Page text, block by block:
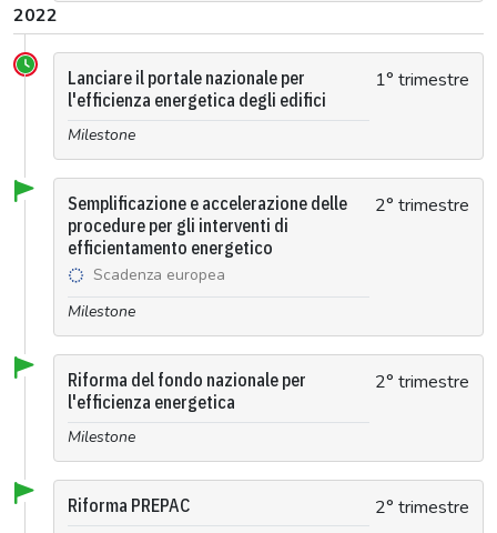
2022
Lanciare il portale nazionale per
l'efficienza energetica degli edifici
Milestone
1° trimestre
Semplificazione e accelerazione delle
procedure per gli interventi di
efficientamento energetico
Scadenza europea
Milestone
2° trimestre
Riforma del fondo nazionale per
l'efficienza energetica
Milestone
2° trimestre
Riforma PREPAC 2° trimestre